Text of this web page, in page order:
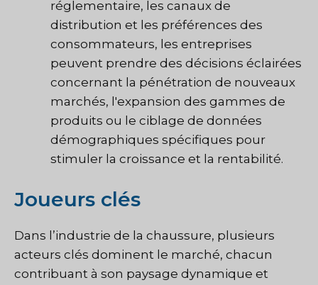
réglementaire, les canaux de
distribution et les préférences des
consommateurs, les entreprises
peuvent prendre des décisions éclairées
concernant la pénétration de nouveaux
marchés, l'expansion des gammes de
produits ou le ciblage de données
démographiques spécifiques pour
stimuler la croissance et la rentabilité.
Joueurs clés
Dans l’industrie de la chaussure, plusieurs
acteurs clés dominent le marché, chacun
contribuant à son paysage dynamique et